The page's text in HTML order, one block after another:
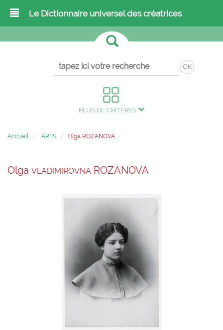
Le Dictionnaire universel des créatrices
OK
PLUS DE CRITÈRES
Accueil ARTS Olga ROZANOVA
Olga VLADIMIROVNA ROZANOVA